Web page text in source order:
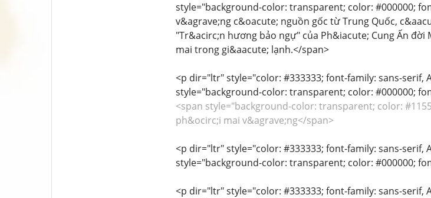
style="background-color: transparent; color: #000000;
v&agrave;ng c&oacute; nguồn gốc từ Trung Quốc,
"Tr&acirc;n hương bảo ngự" của Ph&iacute; Cung Ấn
mai trong gi&aacute; lạnh.</span>
<p dir="ltr" style="color: #333333; font-family: sans-serif,
style="background-color: transparent; color: #000000;
<span style="background-color: transparent; color:
ph&ocirc;i mai v&agrave;ng</span>
<p dir="ltr" style="color: #333333; font-family: sans-serif,
style="background-color: transparent; color: #000000;
<p dir="ltr" style="color: #333333; font-family: sans-serif,